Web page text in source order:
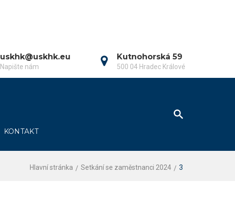
uskhk@uskhk.eu
Napište nám
Kutnohorská 59
500 04 Hradec Králové
KONTAKT
Hlavní stránka Setkání se zaměstnanci 2024 3